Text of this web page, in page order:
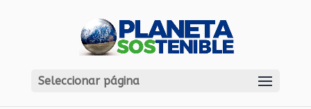
Seleccionar página